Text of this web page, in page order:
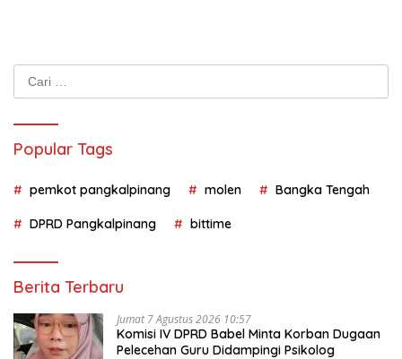
Cari
untuk:
Popular Tags
pemkot pangkalpinang molen Bangka Tengah
DPRD Pangkalpinang bittime
Berita Terbaru
Jumat 7 Agustus 2026 10:57
Komisi IV DPRD Babel Minta Korban Dugaan
Pelecehan Guru Didampingi Psikolog